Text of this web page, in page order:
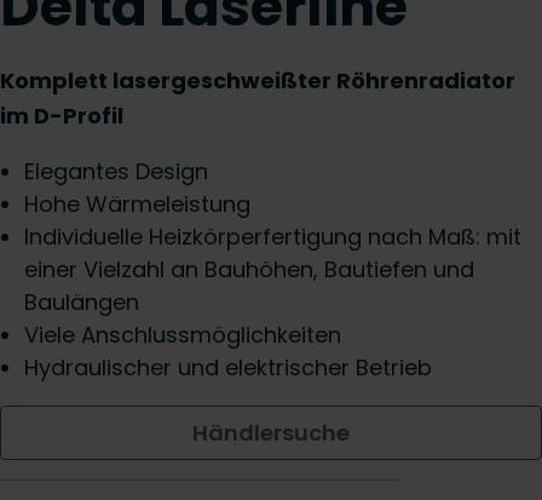
Komplett lasergeschweißter Röhrenradiator
im D-Profil
Elegantes Design
Hohe Wärmeleistung
Individuelle Heizkörperfertigung nach Maß: mit
einer Vielzahl an Bauhöhen, Bautiefen und
Baulängen
Viele Anschlussmöglichkeiten
Hydraulischer und elektrischer Betrieb
Händlersuche